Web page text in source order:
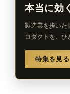
本当に効
製造業を歩いた
ロダクトを、ひ
特集を見